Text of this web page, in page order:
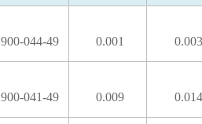
900-044-49 0.001 0.003
900-041-49 0.009 0.014